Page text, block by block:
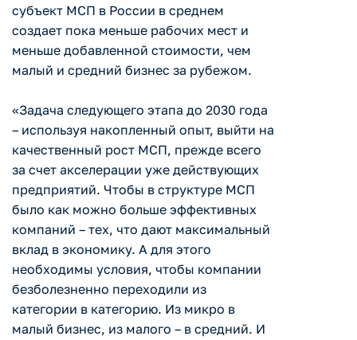
субъект МСП в России в среднем
создает пока меньше рабочих мест и
меньше добавленной стоимости, чем
малый и средний бизнес за рубежом.
«Задача следующего этапа до 2030 года
– используя накопленный опыт, выйти на
качественный рост МСП, прежде всего
за счет акселерации уже действующих
предприятий. Чтобы в структуре МСП
было как можно больше эффективных
компаний – тех, что дают максимальный
вклад в экономику. А для этого
необходимы условия, чтобы компании
безболезненно переходили из
категории в категорию. Из микро в
малый бизнес, из малого – в средний. И